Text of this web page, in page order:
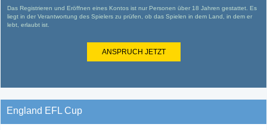
Das Registrieren und Eröffnen eines Kontos ist nur Personen über 18 Jahren gestattet. Es
liegt in der Verantwortung des Spielers zu prüfen, ob das Spielen in dem Land, in dem er
lebt, erlaubt ist.
ANSPRUCH JETZT
England EFL Cup